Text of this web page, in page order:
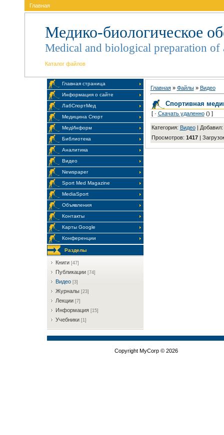
Главная
Медико-биологическое
Medical and biological preparation of
Каталог файлов
Главная страница
Информация о сайте
ЛабСпортМед
Медицина Спорт
МедИнформ
Библиотека
Аналитика
Видео
Newspaper
Sport Med Magazine
MediaSport
Объявления
Контакты
Карты Google
Конференции
Разделы
Книги [47]
Публикации [74]
Видео [3]
Журналы [23]
Лекции [7]
Информация [15]
Учебники [1]
Главная» Файлы» Видео
Спортивная
[ · Скачать удаленно() ]
Категория: Видео| Добавил:
Просмотров: 1417|
Copyright MyCorp © 2026